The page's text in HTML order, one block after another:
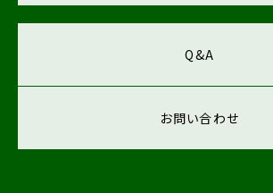
Q&A
お問い合わせ